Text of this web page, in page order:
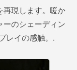
再現します。暖か
ーのシェーディン
レイの感触。.